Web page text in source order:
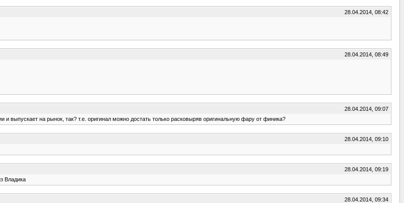
28.04.2014, 08:42
28.04.2014, 08:49
28.04.2014, 09:07
и выпускает на рынок, так? т.е. оригинал можно достать только расковыряв оригинальную фару от финика?
28.04.2014, 09:10
28.04.2014, 09:19
Владика
28.04.2014, 09:34